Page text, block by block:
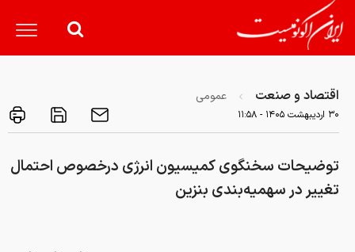
اقتصاد و صنعت عمومی
۳۰ ارديبهشت ۱۴۰۵ - ۱۱:۵۸
توضیحات سخنگوی کمیسیون انرژی درخصوص احتمال
تغییر در سهمیه‌بندی بنزین